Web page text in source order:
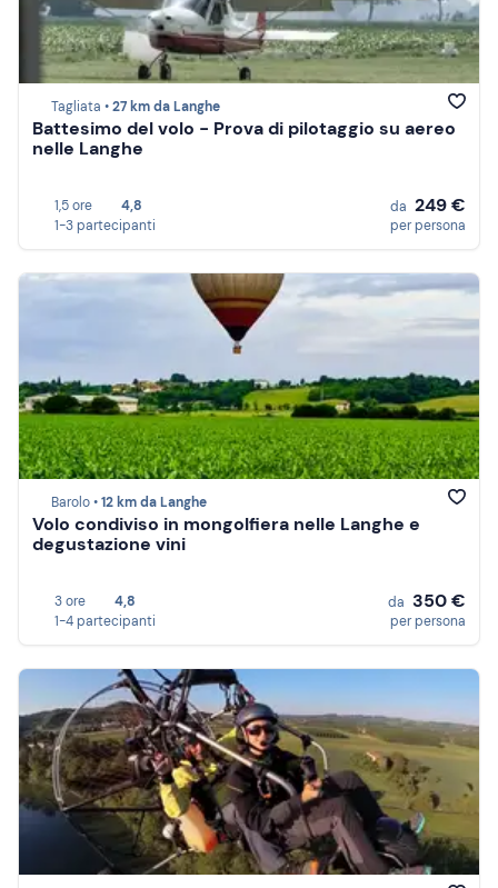
Tagliata •27 km da Langhe
Battesimo del volo - Prova di pilotaggio su aereo
nelle Langhe
1,5 ore
4,8
1-3 partecipanti
da 249 €
per persona
Barolo •12 km da Langhe
Volo condiviso in mongolfiera nelle Langhe e
degustazione vini
3 ore
4,8
1-4 partecipanti
da 350 €
per persona